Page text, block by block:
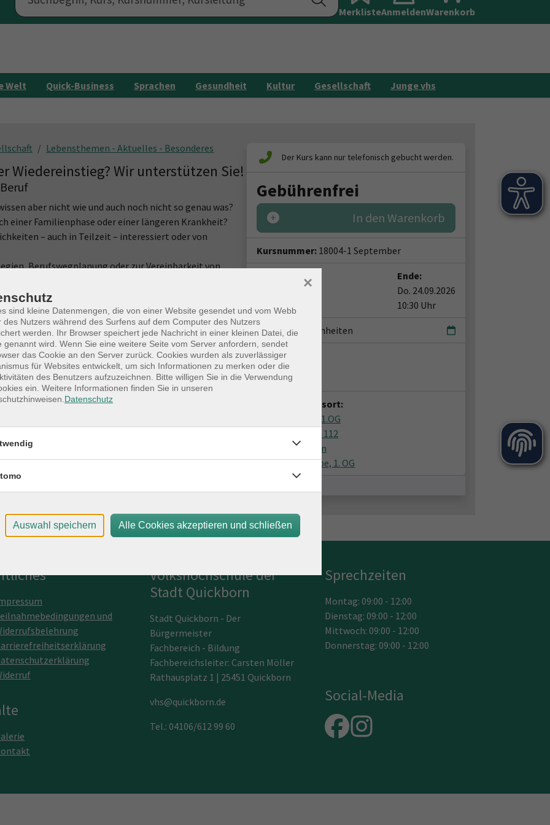
Galerie Kontakt
MerklisteAnmeldenWarenkorb
Welt Quick-Business Sprachen Gesundheit Kultur Gesellschaft Junge vhs
Lebensthemen - Aktuelles - Besonderes
Wiedereinstieg? Wir unterstützen Sie!
aber nicht wie und auch noch nicht so genau was?
einer Familienphase oder einer längeren Krankheit?
– auch in Teilzeit – interessiert oder von
Berufswegplanung oder zur Vereinbarkeit von
Beratungsgespräch (ca. 90 Minuten) bei FRAU &
die berufliche Unterstützung suchen – auch an Frauen
VHS Quickborn oder nach individueller Absprache an
mit Ihrer Beraterin entwickeln Sie individuelle
Gebührenfrei
In den Warenkorb
Kursnummer: 18004-1 September
Do. 24.09.2026
09:00 Uhr
Ende:
Do. 24.09.2026
10:30 Uhr
2 Unterrichtseinheiten
Dozent*in:
Martina Pichon
Veranstaltungsort:
VHS im FORUM 1.OG
Bahnhofstraße 112
25451 Quickborn
Raum gute Stube, 1. OG
und
Volkshochschule der
Stadt Quickborn
Stadt Quickborn - Der
Bürgermeister
Fachbereich - Bildung
Fachbereichsleiter: Carsten Möller
Rathausplatz 1 | 25451 Quickborn
vhs@quickborn.de
Tel.: 04106/612 99 60
Sprechzeiten
Montag: 09:00 - 12:00
Dienstag: 09:00 - 12:00
Mittwoch: 09:00 - 12:00
Donnerstag: 09:00 - 12:00
Social-Media
sind kleine Datenmengen, die von einer Website gesendet und vom Webb
des Nutzers während des Surfens auf dem Computer des Nutzers
werden. Ihr Browser speichert jede Nachricht in einer kleinen Datei, die
genannt wird. Wenn Sie eine weitere Seite vom Server anfordern, sendet
das Cookie an den Server zurück. Cookies wurden als zuverlässiger
für Websites entwickelt, um sich Informationen zu merken oder die
des Benutzers aufzuzeichnen. Bitte willigen Sie in die Verwendung
ein. Weitere Informationen finden Sie in unseren
Datenschutz
×
Auswahl speichern Alle Cookies akzeptieren und schließen